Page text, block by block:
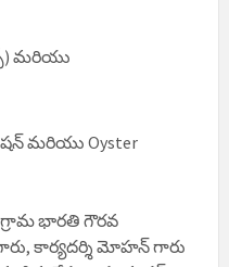
మరియు
మరియు Oyster
గ్రామ భారతి గౌరవ
కార్యదర్శి మోహన్ గారు